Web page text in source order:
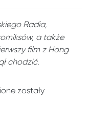
Radia,
a także
film z Hong
chodzić.
zostały